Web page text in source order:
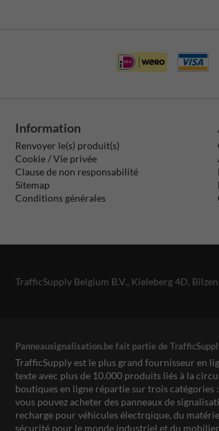
Information
Renvoyer le(s) produit(s)
Cookie / Vie privée
Clause de non responsabilité
Sitemap
Conditions générales
TrafficSupply Belgium B.V., Kieleberg 4D,
Panneausignalisation.be fait partie de
TrafficSupply est le plus grand fournisseur en
texte avec plus de 10.000 produits liés à la
boutiques en ligne répartie sur trois
vous pouvez acheter des panneaux de
recharge pour véhicules électrqique, du
sécurité pour le monde industriel et du